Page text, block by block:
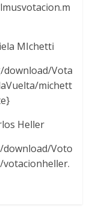
MIchetti
Vota
michett
Heller
Voto
votacionheller.